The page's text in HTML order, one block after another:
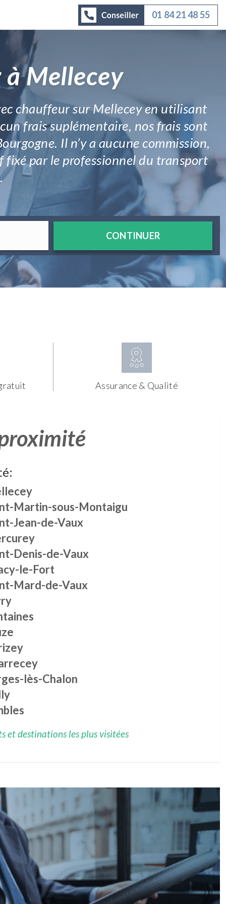
01 84 21 48 55
Mellecey
chauffeur sur Mellecey en utilisant
frais suplémentaire, nos frais sont
Il n’y a aucune commission,
par le professionnel du transport
CONTINUER
Assurance & Qualité
Martin-sous-Montaigu
Jean-de-Vaux
Denis-de-Vaux
le-Fort
Mard-de-Vaux
lès-Chalon
et destinations les plus visitées